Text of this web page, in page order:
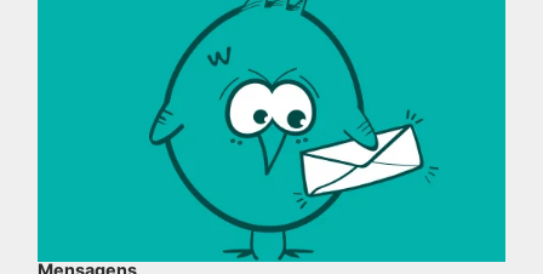
Mensagens